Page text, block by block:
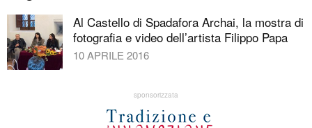
Al Castello di Spadafora Archai, la mostra di
fotografia e video dell’artista Filippo Papa
10 APRILE 2016
sponsorizzata